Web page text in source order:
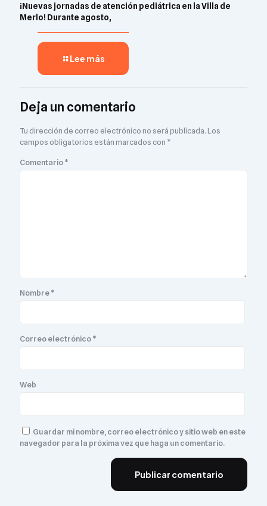
¡Nuevas jornadas de atención pediátrica en la Villa de
Merlo! Durante agosto,
Lee más
Deja un comentario
Tu dirección de correo electrónico no será publicada.Los
campos obligatorios están marcados con *
Comentario*
Nombre*
Correo electrónico*
Web
Guardar mi nombre, correo electrónico y sitio web en este
navegador para la próxima vez que haga un comentario.